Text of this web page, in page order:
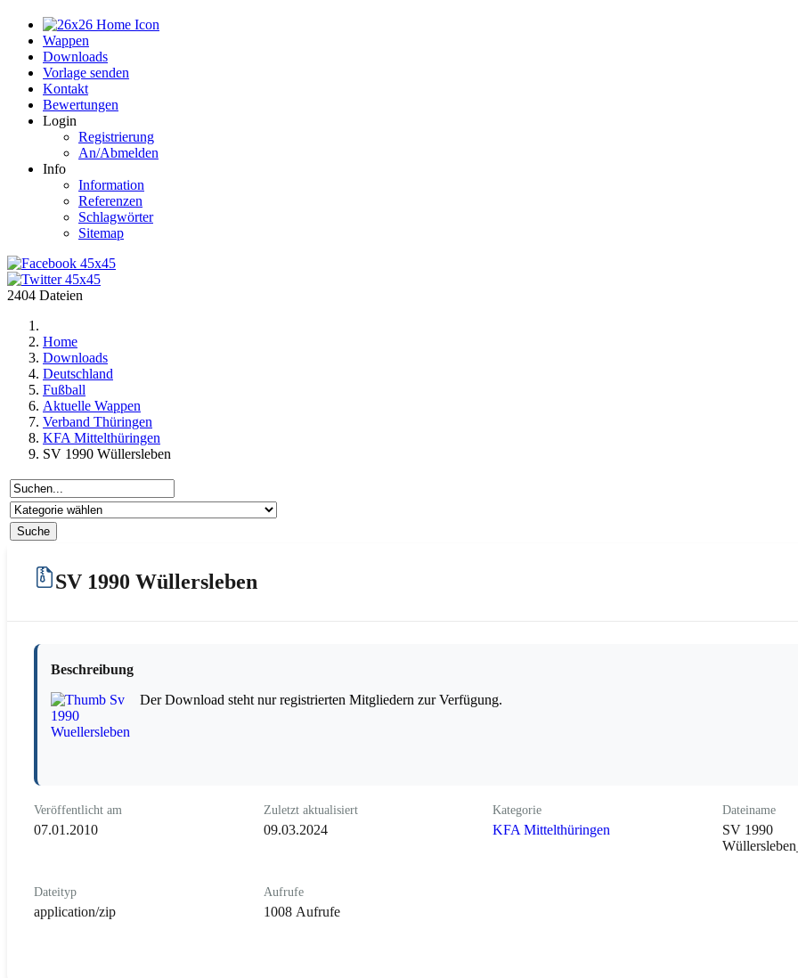
Wappen
Downloads
Vorlage senden
Kontakt
Bewertungen
Login
Registrierung
An/Abmelden
Info
Information
Referenzen
Schlagwörter
Sitemap
2404 Dateien
Home
Downloads
Deutschland
Fußball
Aktuelle Wappen
Verband Thüringen
KFA Mittelthüringen
SV 1990 Wüllersleben
SV 1990 Wüllersleben
Beschreibung
Der Download steht nur registrierten Mitgliedern zur Verfügung.
Veröffentlicht am
07.01.2010
Zuletzt aktualisiert
09.03.2024
Kategorie
KFA Mittelthüringen
Dateiname
SV 1990
Dateityp
application/zip
Aufrufe
1008 Aufrufe